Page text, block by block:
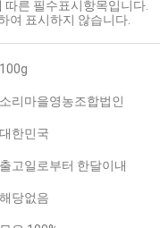
른 필수표시항목입니다.
여 표시하지 않습니다.
100g
소리마을영농조합법인
대한민국
출고일로부터 한달이내
해당없음